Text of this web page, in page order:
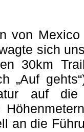
von
sich
30km
„Auf
auf
an die